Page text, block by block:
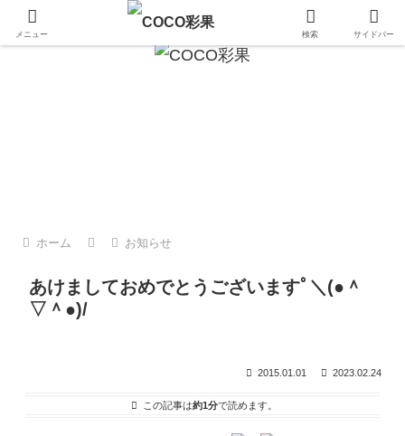
金沢 加賀 能登のおいしいもの
ホーム お知らせ
あけましておめでとうございますﾟ＼(●＾
▽＾●)/
2015.01.01 2023.02.24
この記事は約1分で読めます。
メニュー 検索 サイドバー